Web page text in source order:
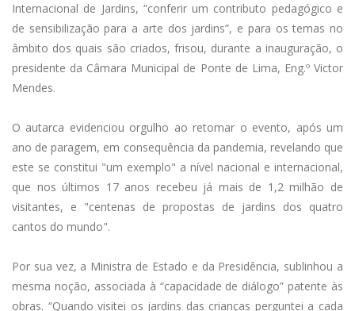
Internacional de Jardins, “conferir um contributo pedagógico e
de sensibilização para a arte dos jardins”, e para os temas no
âmbito dos quais são criados, frisou, durante a inauguração, o
presidente da Câmara Municipal de Ponte de Lima, Eng.º Victor
Mendes.
O autarca evidenciou orgulho ao retomar o evento, após um
ano de paragem, em consequência da pandemia, revelando que
este se constitui "um exemplo" a nível nacional e internacional,
que nos últimos 17 anos recebeu já mais de 1,2 milhão de
visitantes, e "centenas de propostas de jardins dos quatro
cantos do mundo".
Por sua vez, a Ministra de Estado e da Presidência, sublinhou a
mesma noção, associada à “capacidade de diálogo” patente às
obras. “Quando visitei os jardins das crianças perguntei a cada